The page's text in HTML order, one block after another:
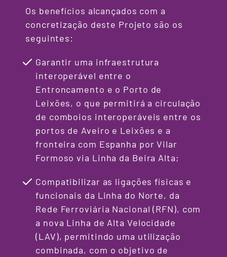
Os benefícios alcançados com a
concretização deste Projeto são os
seguintes:
Garantir uma infraestrutura
interoperável entre o
Entroncamento e o Porto de
Leixões, o que permitirá a circulação
de comboios interoperáveis entre os
portos de Aveiro e Leixões e a
fronteira com Espanha por Vilar
Formoso via Linha da Beira Alta;
Compatibilizar as ligações físicas e
funcionais da Linha do Norte, da
Rede Ferroviária Nacional (RFN), com
a nova Linha de Alta Velocidade
(LAV), permitindo uma utilização
combinada, com o objetivo de